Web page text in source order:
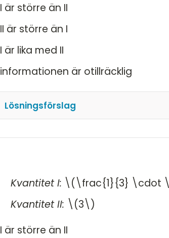
I är större än II
II är större än I
I är lika med II
informationen är otillräcklig
Lösningsförslag
i Kvantitet I måste den andra
Svar: C
Kvantitet I: \(\frac{1}{3} \cdot
Kvantitet II: \(3\)
I är större än II